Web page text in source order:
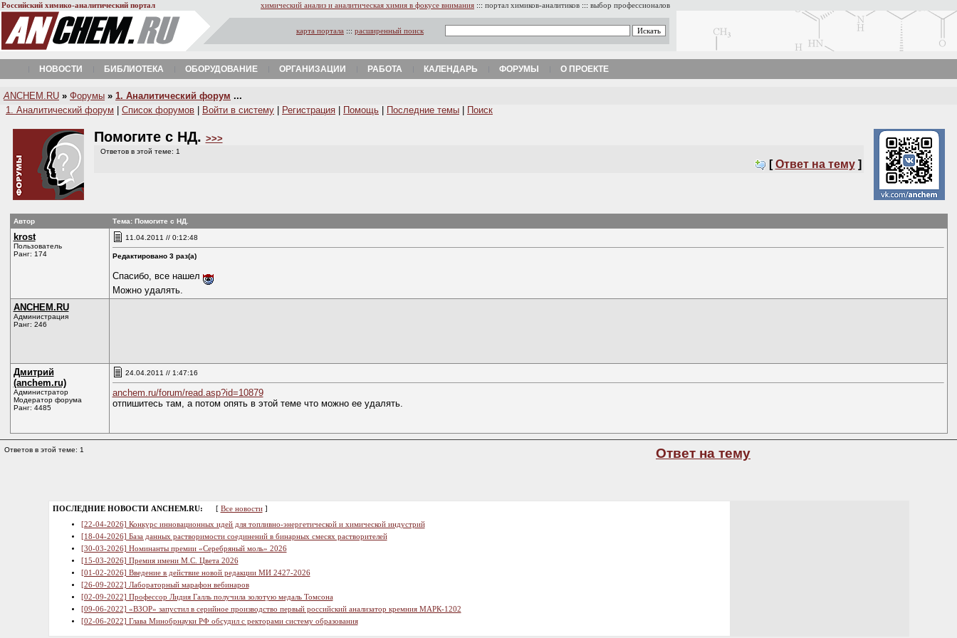
Российский химико-аналитический портал химический анализ и аналитическая химия в фокусе внимания ::: портал химиков-аналитиков ::: выбор профессионалов
карта портала ::: расширенный поиск
НОВОСТИ БИБЛИОТЕКА ОБОРУДОВАНИЕ ОРГАНИЗАЦИИ РАБОТА КАЛЕНДАРЬ ФОРУМЫ О ПРОЕКТЕ
A NCHEM.RU » Форумы » 1. Аналитический форум ...
1. Аналитический форум
Список форумов Войти в систему Регистрация Помощь Последние темы Поиск
Помогите с НД. >>>
Ответов в этой теме: 1
[ Ответ на тему ]
Автор Тема: Помогите с НД.
krost
Пользователь
Ранг: 174
11.04.2011 // 0:12:48
Редактировано 3 раз(а)
Спасибо, все нашел
Можно удалять.
ANCHEM.RU
Администрация
Ранг: 246
Дмитрий
(anchem.ru)
Администратор
Модератор форума
Ранг: 4485
24.04.2011 // 1:47:16
anchem.ru/forum/read.asp?id=10879
отпишитесь там, а потом опять в этой теме что можно ее удалять.
Ответов в этой теме: 1 Ответ на тему
ПОСЛЕДНИЕ НОВОСТИ ANCHEM.RU: [ Все новости]
[22-04-2026] Конкурс инновационных идей для топливно-энергетической и химической индустрий
[18-04-2026] База данных растворимости соединений в бинарных смесях растворителей
[30-03-2026] Номинанты премии «Серебряный моль» 2026
[15-03-2026] Премия имени М.С. Цвета 2026
[01-02-2026] Введение в действие новой редакции МИ 2427-2026
[26-09-2022] Лабораторный марафон вебинаров
[02-09-2022] Профессор Лидия Галль получила золотую медаль Томсона
[09-06-2022] «ВЗОР» запустил в серийное производство первый российский анализатор кремния МАРК-1202
[02-06-2022] Глава Минобрнауки РФ обсудил с ректорами систему образования